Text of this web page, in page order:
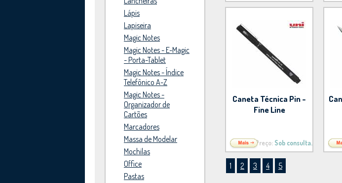
Lápis
Lapiseira
Magic Notes
Magic Notes - E-Magic
- Porta-Tablet
Magic Notes - Índice
Telefônico A-Z
Magic Notes -
Organizador de
Cartões
Marcadores
Massa de Modelar
Mochilas
Office
Pastas
Caneta Técnica Pin -
Fine Line
Preço: Sob consulta.
1 2 3 4 5